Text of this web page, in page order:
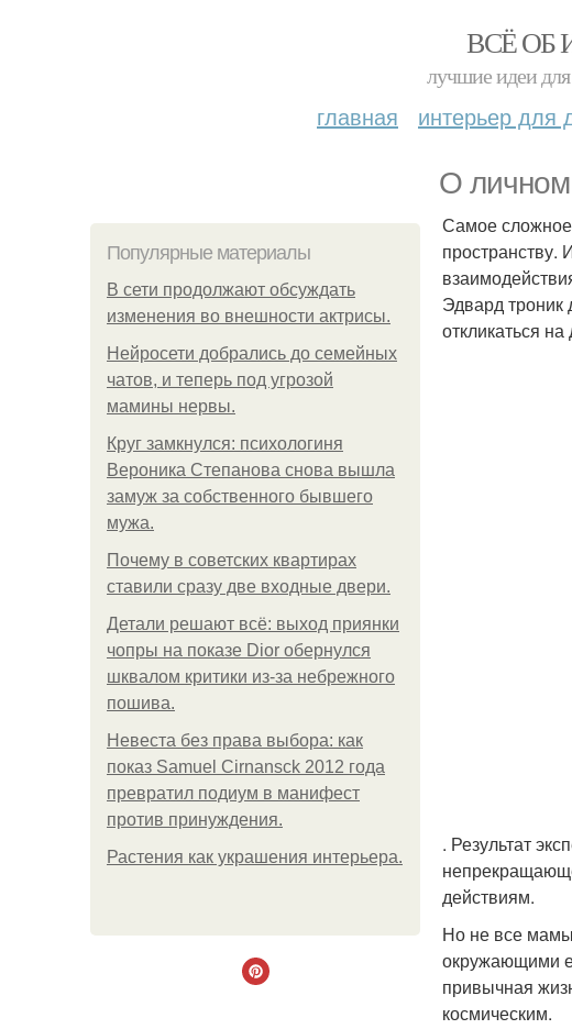
ВСЁ ОБ
лучшие идеи для
главная интерьер для
О
Популярные материалы
В сети продолжают обсуждать
изменения во внешности актрисы.
Нейросети добрались до семейных
чатов, и теперь под угрозой
мамины нервы.
Круг замкнулся: психологиня
Вероника Степанова снова вышла
замуж за собственного бывшего
мужа.
Почему в советских квартирах
ставили сразу две входные двери.
Детали решают всё: выход приянки
чопры на показе Dior обернулся
шквалом критики из-за небрежного
пошива.
Невеста без права выбора: как
показ Samuel Cirnansck 2012 года
превратил подиум в манифест
против принуждения.
Растения как украшения интерьера.
Самое
пространству.
Эдвард троник
откликаться
. Результат
действиям.
Но не все
окружающими
привычная
космическим.